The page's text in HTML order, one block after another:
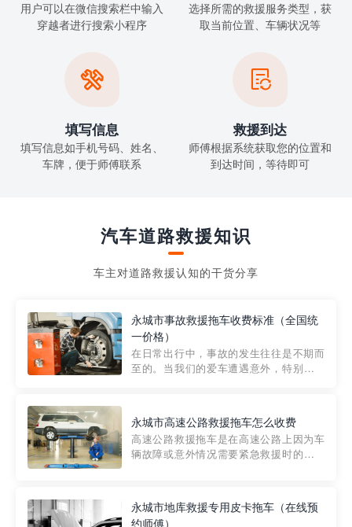
用户可以在微信搜索栏中输入
穿越者进行搜索小程序
选择所需的救援服务类型，获
取当前位置、车辆状况等

填写信息
填写信息如手机号码、姓名、
车牌，便于师傅联系

救援到达
师傅根据系统获取您的位置和
到达时间，等待即可
汽车道路救援知识
车主对道路救援认知的干货分享
永城市事故救援拖车收费标准（全国统
一价格）
在日常出行中，事故的发生往往是不期而
至的。当我们的爱车遭遇意外，特别是在
细解析一下市区事故救援拖车的收费标
准，以及在选用拖车服务时应注...
永城市高速公路救援拖车怎么收费
高速公路救援拖车是在高速公路上因为车
辆故障或意外情况需要紧急救援时的必备
路救援拖车的收费标准是由当地交通管理
永城市地库救援专用皮卡拖车（在线预
约师傅）